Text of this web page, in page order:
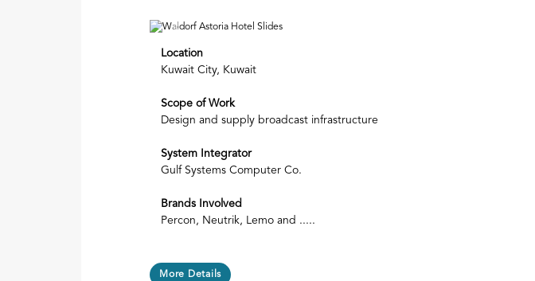
Location
Kuwait City, Kuwait
Scope of Work
Design and supply broadcast infrastructure
System Integrator
Gulf Systems Computer Co.
Brands Involved
Percon, Neutrik, Lemo and .....
More Details